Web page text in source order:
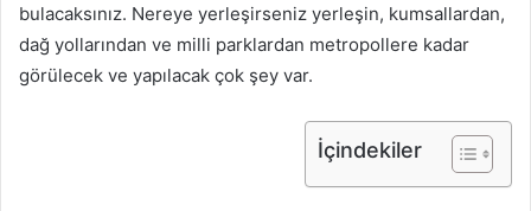
bulacaksınız. Nereye yerleşirseniz yerleşin, kumsallardan,
dağ yollarından ve milli parklardan metropollere kadar
görülecek ve yapılacak çok şey var.
İçindekiler